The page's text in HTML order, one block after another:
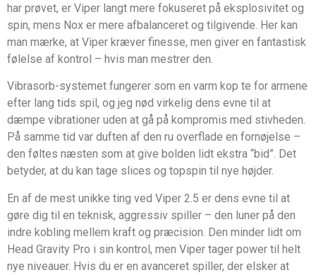
har prøvet, er Viper langt mere fokuseret på eksplosivitet og
spin, mens Nox er mere afbalanceret og tilgivende. Her kan
man mærke, at Viper kræver finesse, men giver en fantastisk
følelse af kontrol – hvis man mestrer den.
Vibrasorb-systemet fungerer som en varm kop te for armene
efter lang tids spil, og jeg nød virkelig dens evne til at
dæmpe vibrationer uden at gå på kompromis med stivheden.
På samme tid var duften af den ru overflade en fornøjelse –
den føltes næsten som at give bolden lidt ekstra “bid”. Det
betyder, at du kan tage slices og topspin til nye højder.
En af de mest unikke ting ved Viper 2.5 er dens evne til at
gøre dig til en teknisk, aggressiv spiller – den luner på den
indre kobling mellem kraft og præcision. Den minder lidt om
Head Gravity Pro i sin kontrol, men Viper tager power til helt
nye niveauer. Hvis du er en avanceret spiller, der elsker at